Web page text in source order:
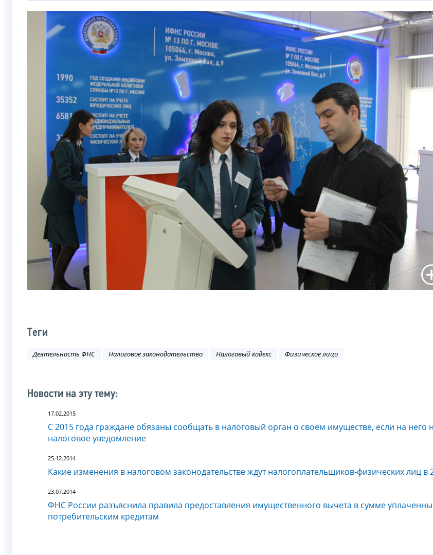
Теги
Деятельность ФНС Налоговое законодательство Налоговый кодекс Физическое лицо
Новости на эту тему:
17.02.2015
С 2015 года граждане обязаны сообщать в налоговый орган о своем имуществе, если на него
налоговое уведомление
25.12.2014
Какие изменения в налоговом законодательстве ждут налогоплательщиков-физических лиц в
23.07.2014
ФНС России разъяснила правила предоставления имущественного вычета в сумме
потребительским кредитам